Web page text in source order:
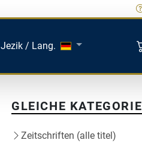
Jezik / Lang.
GLEICHE KATEGORIE
Zeitschriften (alle titel)